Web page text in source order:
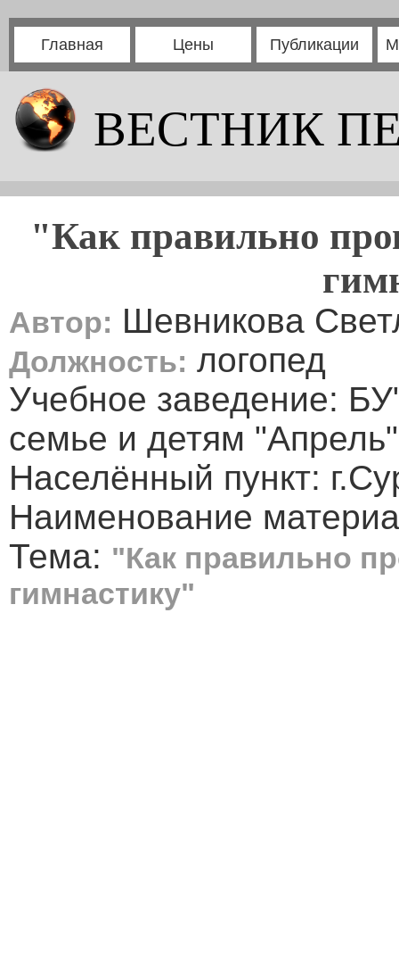
Главная Цены Публикации
ВЕСТНИК
"Как правильно
Автор: Шевникова
Должность: логопед
Учебное заведение:
семье и детям "Апрель"
Населённый пункт:
Наименование
Тема: "Как правильно
гимнастику"